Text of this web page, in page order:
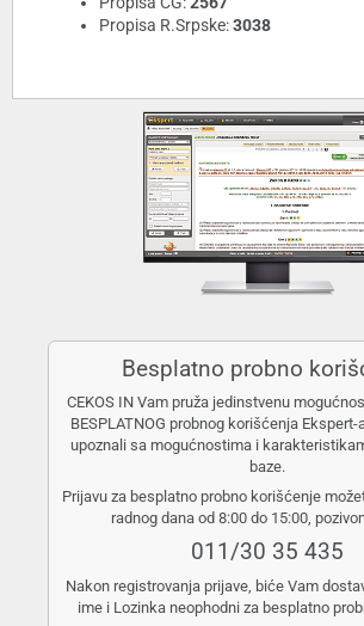
Propisa R.Srpske:3038
Besplatno probno
CEKOS IN Vam pruža jedinstvenu
BESPLATNOG probnog korišćenja
upoznali sa mogućnostima i
baze.
Prijavu za besplatno probno korišćenje
radnog dana od 8:00 do 15:00,
011/30 35 435
Nakon registrovanja prijave, biće Vam
ime i Lozinka neophodni za besplatno